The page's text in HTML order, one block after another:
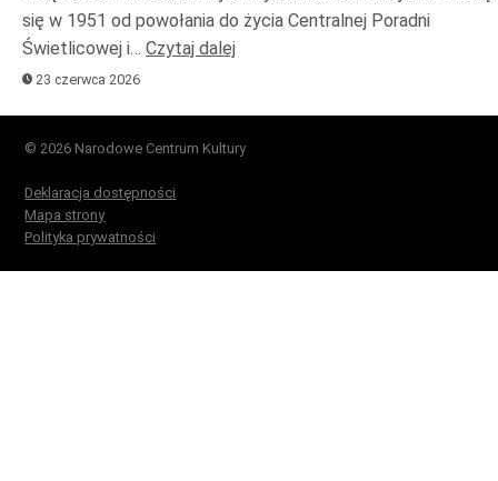
się w 1951 od powołania do życia Centralnej Poradni
Świetlicowej i… Czytaj dalej
23 czerwca 2026
© 2026 Narodowe Centrum Kultury
Deklaracja dostępności
Mapa strony
Polityka prywatności